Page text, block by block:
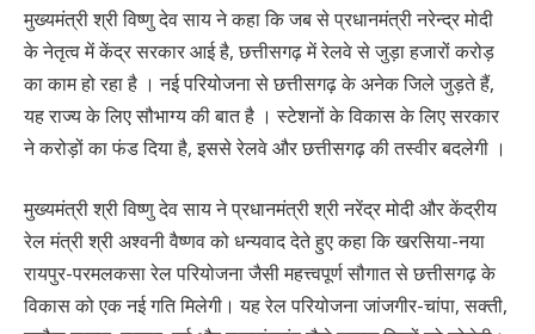
मुख्यमंत्री श्री विष्णु देव साय ने कहा कि जब से प्रधानमंत्री नरेन्द्र मोदी
के नेतृत्व में केंद्र सरकार आई है, छत्तीसगढ़ में रेलवे से जुड़ा हजारों करोड़
का काम हो रहा है । नई परियोजना से छत्तीसगढ़ के अनेक जिले जुड़ते हैं,
यह राज्य के लिए सौभाग्य की बात है । स्टेशनों के विकास के लिए सरकार
ने करोड़ों का फंड दिया है, इससे रेलवे और छत्तीसगढ़ की तस्वीर बदलेगी ।
मुख्यमंत्री श्री विष्णु देव साय ने प्रधानमंत्री श्री नरेंद्र मोदी और केंद्रीय
रेल मंत्री श्री अश्वनी वैष्णव को धन्यवाद देते हुए कहा कि खरसिया-नया
रायपुर-परमलकसा रेल परियोजना जैसी महत्त्वपूर्ण सौगात से छत्तीसगढ़ के
विकास को एक नई गति मिलेगी। यह रेल परियोजना जांजगीर-चांपा, सक्ती,